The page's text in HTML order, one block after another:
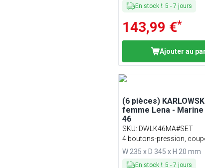
En stock !: 5 - 7 jours
143,99 €*
Ajouter au
(6 pièces)
femme Lena - Marine
46
SKU: DWLK46MA#SET
4 boutons-pression,
corps
W 235 x D 345 x H 20 mm
En stock !: 5 - 7 jours